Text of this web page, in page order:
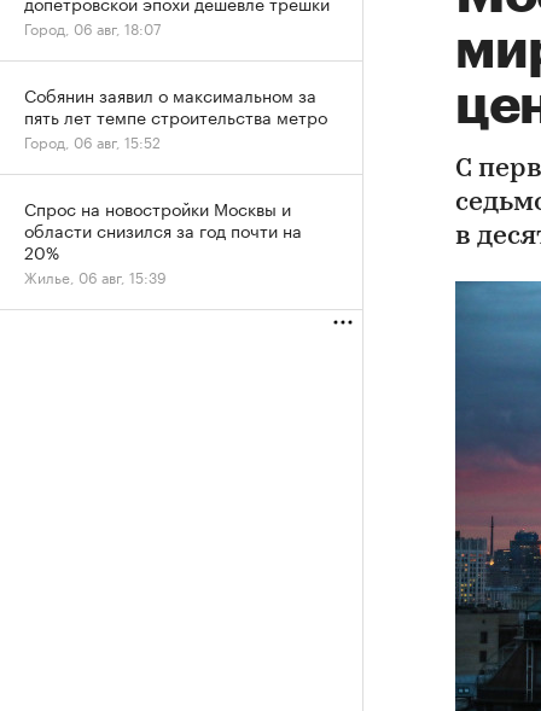
С
в
Город, 06 авг, 18:07
Собянин заявил о максимальном за
пять лет темпе строительства метро
Город, 06 авг, 15:52
Спрос на новостройки Москвы и
области снизился за год почти на
20%
Жилье, 06 авг, 15:39